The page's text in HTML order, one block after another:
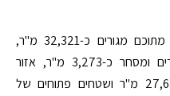
השכונה מתפרסת על כ-111 דונם, מתוכם מגורים כ-32,321 מ"ר,
מוסדות ציבור כ-6,836 מ"ר, משרדים ומסחר כ-3,273 מ"ר, אזור
לספורט 27,579 מ"ר, דרכים כ-27,680 מ"ר ושטחים פתוחים של